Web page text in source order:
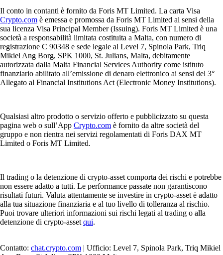
Il conto in contanti è fornito da Foris MT Limited. La carta Visa
Crypto.com è emessa e promossa da Foris MT Limited ai sensi della
sua licenza Visa Principal Member (Issuing). Foris MT Limited è una
società a responsabilità limitata costituita a Malta, con numero di
registrazione C 90348 e sede legale al Level 7, Spinola Park, Triq
Mikiel Ang Borg, SPK 1000, St. Julians, Malta, debitamente
autorizzata dalla Malta Financial Services Authority come istituto
finanziario abilitato all’emissione di denaro elettronico ai sensi del 3°
Allegato al Financial Institutions Act (Electronic Money Institutions).
Qualsiasi altro prodotto o servizio offerto e pubblicizzato su questa
pagina web o sull’App Crypto.com è fornito da altre società del
gruppo e non rientra nei servizi regolamentati di Foris DAX MT
Limited o Foris MT Limited.
Il trading o la detenzione di crypto-asset comporta dei rischi e potrebbe
non essere adatto a tutti. Le performance passate non garantiscono
risultati futuri. Valuta attentamente se investire in crypto-asset è adatto
alla tua situazione finanziaria e al tuo livello di tolleranza al rischio.
Puoi trovare ulteriori informazioni sui rischi legati al trading o alla
detenzione di crypto-asset qui.
Contatto: chat.crypto.com | Ufficio: Level 7, Spinola Park, Triq Mikiel